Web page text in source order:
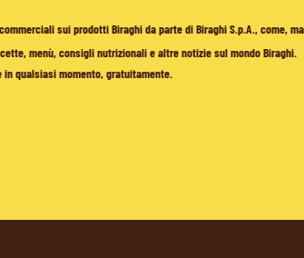
sui prodotti Biraghi da parte di Biraghi S.p.A., come, ma
menù, consigli nutrizionali e altre notizie sul mondo Biraghi.
qualsiasi momento, gratuitamente.